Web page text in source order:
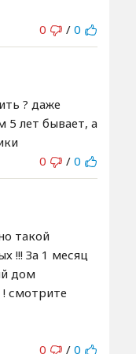
0
/ 0
? даже
лет бывает, а
0
/ 0
такой
!!! За 1 месяц
дом
! смотрите
0
/ 0